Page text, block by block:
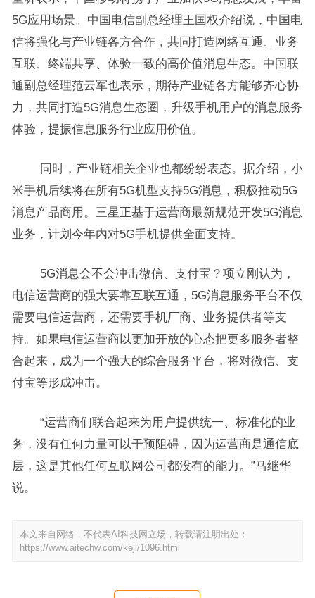
5G应用场景。中国电信副总经理王国权介绍说，中国电
信将强化与产业链各方合作，共同打造网络互通、业务
互联、终端共享、体验一致的高价值消息生态。中国联
通副总经理范云军也表示，期待产业链各方能够齐心协
力，共同打造5G消息生态圈，升级手机用户的消息服务
体验，提振信息服务行业应用价值。
同时，产业链相关企业也都纷纷表态。据介绍，小
米手机后续将在所有5G机型支持5G消息，积极推动5G
消息产品商用。三星正基于运营商最新规范开发5G消息
业务，计划今年内对5G手机提供全面支持。
5G消息会不会冲击微信、支付宝？项立刚认为，
电信运营商的强大要靠互联互通，5G消息服务平台不仅
需要电信运营商，还需要手机厂商、业务提供者等支
持。如果电信运营商以更加开放的心态把更多服务者整
合起来，成为一个强大的综合服务平台，将对微信、支
付宝等形成冲击。
“运营商们联合起来为用户提供统一、标准化的业
务，没有任何力量可以干预阻碍，因为运营商是通信底
层，这是其他任何互联网公司都没有的能力。”马继华
说。
本文来自网络，不代表AI科技网立场，转载请注明出处：
https://www.aitechw.com/keji/1096.html